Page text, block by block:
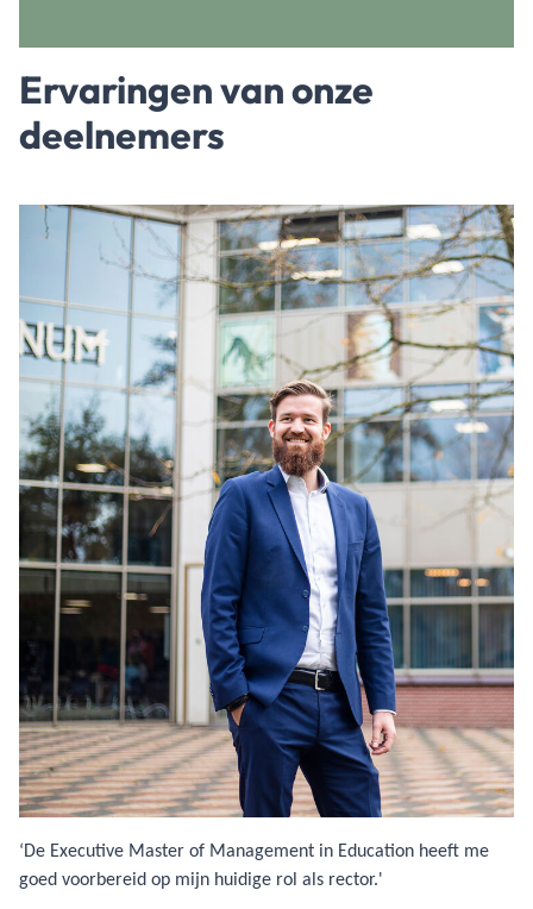
Ervaringen van onze
deelnemers
‘De Executive Master of Management in Education heeft me
goed voorbereid op mijn huidige rol als rector.'